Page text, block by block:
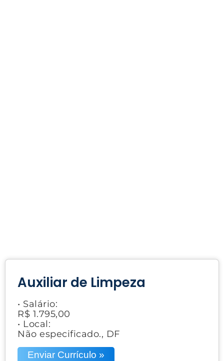
Auxiliar de Limpeza
• Salário:
R$ 1.795,00
• Local:
Não especificado., DF
Enviar Currículo »